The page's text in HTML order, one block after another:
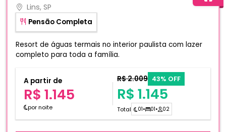
Lins, SP
Pensão Completa
Resort de águas termais no interior paulista com lazer
completo para toda a família.
A partir de
R$ 1.145
por noite
R$ 2.009 43% OFF
R$ 1.145
Total 01• 01• 02